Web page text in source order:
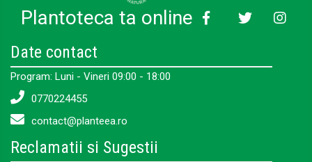
Plantoteca ta online
Date contact
Program: Luni - Vineri 09:00 - 18:00
0770224455
contact@planteea.ro
Reclamatii si Sugestii